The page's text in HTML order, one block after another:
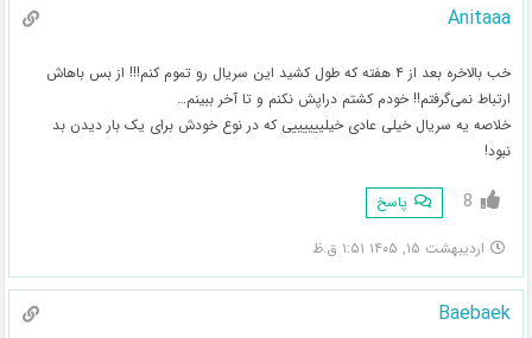
Anitaaa
خب بالاخره بعد از ۴ هفته که طول کشید این سریال رو تموم کنم!!! از بس باهاش
ارتباط نمی‌گرفتم!! خودم کشتم دراپش نکنم و تا آخر ببینم…
خلاصه یه سریال خیلی عادی خیلییییییی که در نوع خودش برای یک بار دیدن بد
نبود!
8 پاسخ
اردیبهشت ۱۵, ۱۴۰۵ ۱:۵۱ ق.ظ
Baebaek